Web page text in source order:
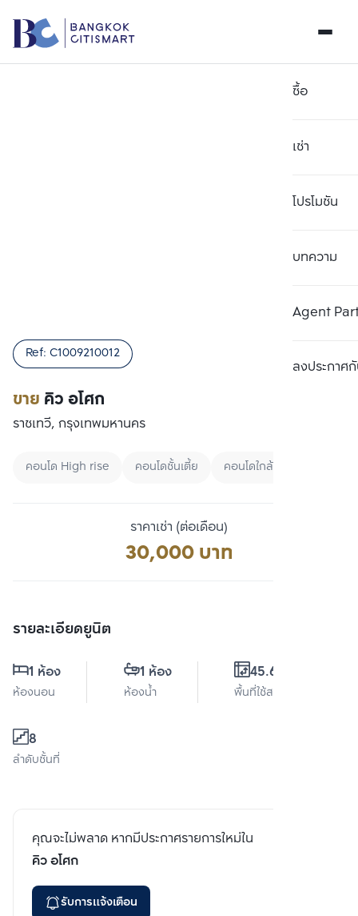
ซื้อ
เช่า
โปรโมชัน
บทความ
Agent
ลงประกาศกั
ขาย คิว อโศก
Ref: C1009210012
ราชเทวี, กรุงเทพมหานคร
คอนโด High rise คอนโดชั้นเตี้ย คอนโดใกล้ MRT
ราคาเช่า (ต่อเดือน)
30,000 บาท
รายละเอียดยูนิต
1 ห้อง
ห้องนอน
1 ห้อง
ห้องน้ำ
45.62 ตร.ม.
พื้นที่ใช้สอย
8
ลำดับชั้นที่
คุณจะไม่พลาด หากมีประกาศรายการใหม่ใน
คิว อโศก
รับการแจ้งเตือน
เปรียบเทียบ